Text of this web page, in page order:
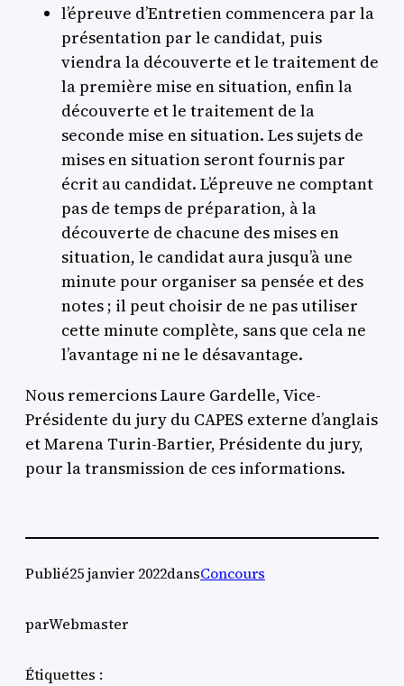
l’épreuve d’Entretien commencera par la
présentation par le candidat, puis
viendra la découverte et le traitement de
la première mise en situation, enfin la
découverte et le traitement de la
seconde mise en situation. Les sujets de
mises en situation seront fournis par
écrit au candidat. L’épreuve ne comptant
pas de temps de préparation, à la
découverte de chacune des mises en
situation, le candidat aura jusqu’à une
minute pour organiser sa pensée et des
notes ; il peut choisir de ne pas utiliser
cette minute complète, sans que cela ne
l’avantage ni ne le désavantage.
Nous remercions Laure Gardelle, Vice-
Présidente du jury du CAPES externe d’anglais
et Marena Turin-Bartier, Présidente du jury,
pour la transmission de ces informations.
Publié25 janvier 2022dansConcours
parWebmaster
Étiquettes :